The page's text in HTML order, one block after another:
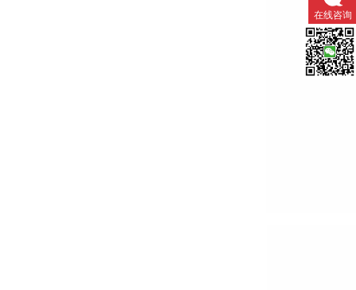
在线咨询
微信扫一扫